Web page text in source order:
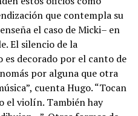
estos oficios como
que contempla su
el caso de Micki– en
El silencio de la
es decorado por el canto de
por alguna que otra
cuenta Hugo. “Tocan
el violín. También hay